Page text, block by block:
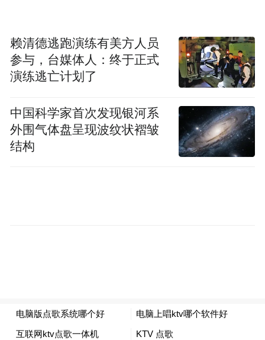
偶尔成为他者
偶尔，比不幸的人更不幸的
小练习
将听到飞蛾振落
下一次落日的票券
赖清德逃跑演练有美方人员
参与，台媒体人：终于正式
演练逃亡计划了
中国科学家首次发现银河系
外围气体盘呈现波纹状褶皱
结构